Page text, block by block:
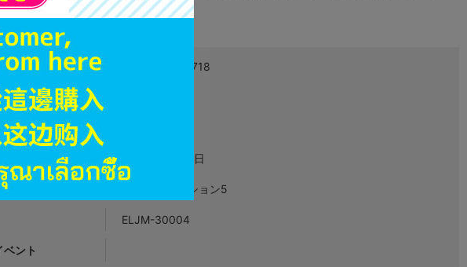
きましてはコチラ
ード 4995857096718
号
テゴリ
2020年12月17日
プレイステーション5
ELJM-30004
ベント